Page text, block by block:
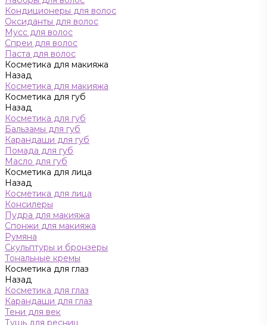
Кондиционеры для волос
Оксиданты для волос
Мусс для волос
Спреи для волос
Паста для волос
Косметика для макияжа
Назад
Косметика для макияжа
Косметика для губ
Назад
Косметика для губ
Бальзамы для губ
Карандаши для губ
Помада для губ
Масло для губ
Косметика для лица
Назад
Косметика для лица
Консилеры
Пудра для макияжа
Спонжи для макияжа
Румяна
Скульптуры и бронзеры
Тональные кремы
Косметика для глаз
Назад
Косметика для глаз
Карандаши для глаз
Тени для век
Тушь для ресниц